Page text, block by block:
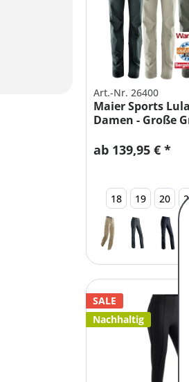
Art.-Nr. 26400
Maier Sports
Damen - Große
ab 139,95 € *
18 19 20
SALE
Nachhaltig